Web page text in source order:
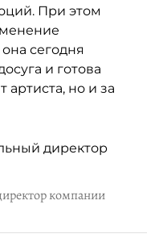
При этом
сегодня
и готова
артиста, но и за
компании